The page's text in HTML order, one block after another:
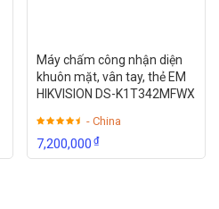
Máy chấm công nhận diện
khuôn mặt, vân tay, thẻ EM
HIKVISION DS-K1T342MFWX
- China
7,200,000₫